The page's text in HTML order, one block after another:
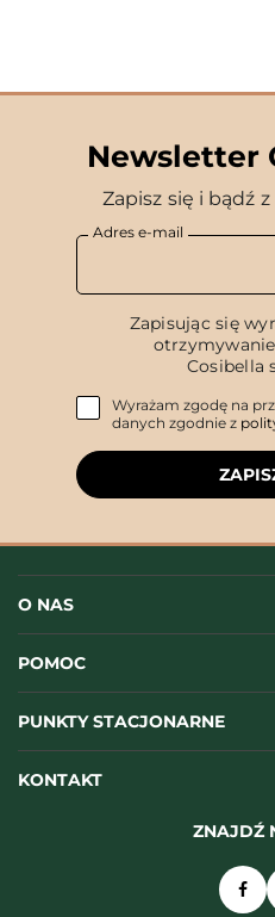
Newsletter
Zapisz się i bądź
Adres e-mail
Zapisując się
Cosibella
Wyrażam zgodę na
danych zgodnie z
O NAS
POMOC
PUNKTY STACJONARNE
KONTAKT
ZNAJDŹ